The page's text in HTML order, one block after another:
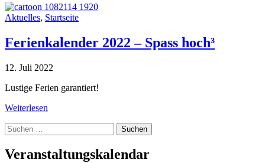
Aktuelles, Startseite
Ferienkalender 2022 – Spass hoch³
12. Juli 2022
Lustige Ferien garantiert!
Weiterlesen
Suche
nach:
Veranstaltungskalendar